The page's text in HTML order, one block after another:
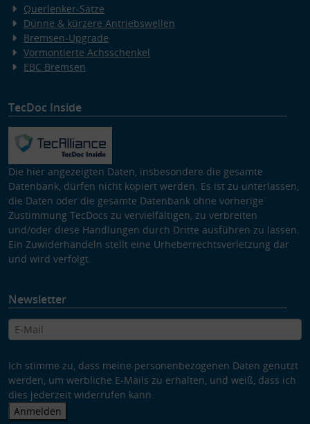
Querlenker-Sätze
Dünne & kürzere Antriebswellen
Bremsen-Upgrade
Vormontierte Achsschenkel
EBC Bremsen
TecDoc Inside
Die hier angezeigten Daten, insbesondere die gesamte
Datenbank, dürfen nicht kopiert werden. Es ist zu unterlassen,
die Daten oder die gesamte Datenbank ohne vorherige
Zustimmung TecDocs zu vervielfältigen, zu verbreiten
und/oder diese Handlungen durch Dritte ausführen zu lassen.
Ein Zuwiderhandeln stellt eine Urheberrechtsverletzung dar
und wird verfolgt.
Newsletter
Ich stimme zu, dass meine personenbezogenen Daten genutzt
werden, um werbliche E-Mails zu erhalten, und weiß, dass ich
dies jederzeit widerrufen kann.
Anmelden